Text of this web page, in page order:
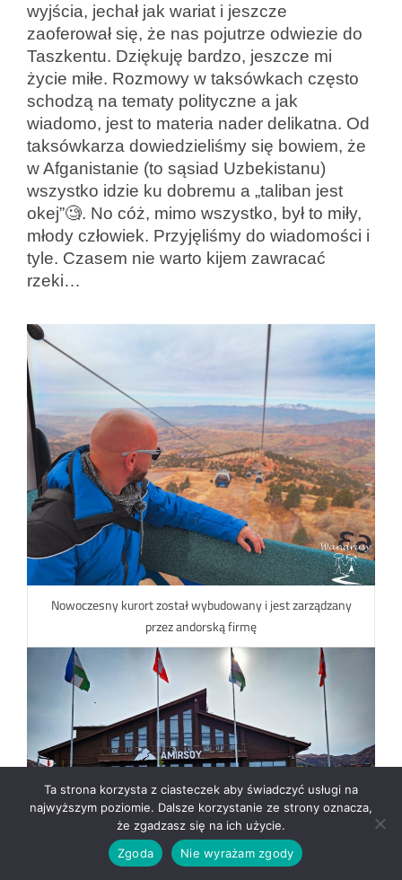
wyjścia, jechał jak wariat i jeszcze
zaoferował się, że nas pojutrze odwiezie do
Taszkentu. Dziękuję bardzo, jeszcze mi
życie miłe. Rozmowy w taksówkach często
schodzą na tematy polityczne a jak
wiadomo, jest to materia nader delikatna. Od
taksówkarza dowiedzieliśmy się bowiem, że
w Afganistanie (to sąsiad Uzbekistanu)
wszystko idzie ku dobremu a „taliban jest
okej”🧐. No cóż, mimo wszystko, był to miły,
młody człowiek. Przyjęliśmy do wiadomości i
tyle. Czasem nie warto kijem zawracać
rzeki…
Nowoczesny kurort został wybudowany i jest zarządzany
przez andorską firmę
Ta strona korzysta z ciasteczek aby świadczyć usługi na
najwyższym poziomie. Dalsze korzystanie ze strony oznacza,
że zgadzasz się na ich użycie.
Zgoda
Nie wyrażam zgody